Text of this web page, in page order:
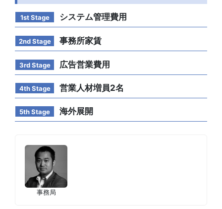
1st Stage システム管理費用
2nd Stage 事務所家賃
3rd Stage 広告営業費用
4th Stage 営業人材増員2名
5th Stage 海外展開
事務局